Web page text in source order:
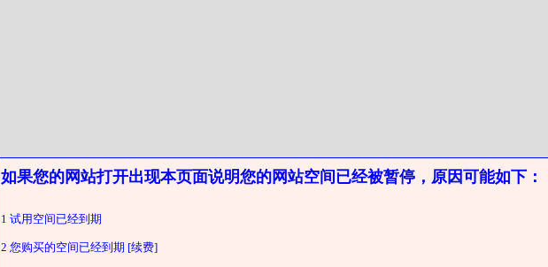
如果您的网站打开出现本页面说明您的网站空间已经被暂停，原因可能如下：
1 试用空间已经到期
2 您购买的空间已经到期 [续费]